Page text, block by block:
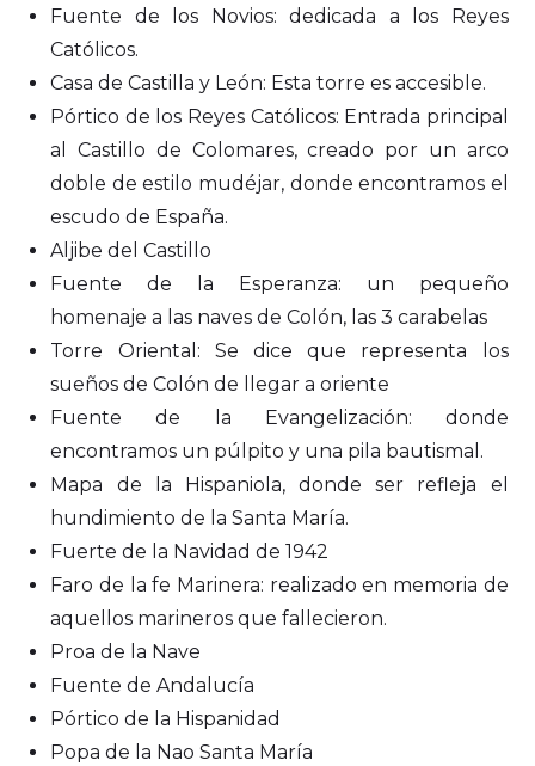
Fuente de los Novios: dedicada a los Reyes
Católicos.
Casa de Castilla y León: Esta torre es accesible.
Pórtico de los Reyes Católicos: Entrada principal
al Castillo de Colomares, creado por un arco
doble de estilo mudéjar, donde encontramos el
escudo de España.
Aljibe del Castillo
Fuente de la Esperanza: un pequeño
homenaje a las naves de Colón, las 3 carabelas
Torre Oriental: Se dice que representa los
sueños de Colón de llegar a oriente
Fuente de la Evangelización: donde
encontramos un púlpito y una pila bautismal.
Mapa de la Hispaniola, donde ser refleja el
hundimiento de la Santa María.
Fuerte de la Navidad de 1942
Faro de la fe Marinera: realizado en memoria de
aquellos marineros que fallecieron.
Proa de la Nave
Fuente de Andalucía
Pórtico de la Hispanidad
Popa de la Nao Santa María